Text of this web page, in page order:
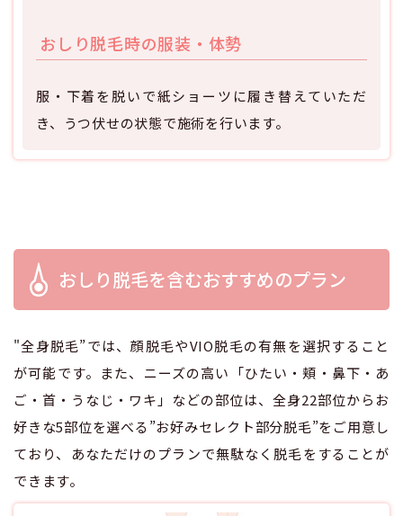
おしり脱毛時の服装・体勢
服・下着を脱いで紙ショーツに履き替えていただ
き、うつ伏せの状態で施術を行います。
おしり脱毛を含むおすすめのプラン
"全身脱毛”では、顔脱毛やVIO脱毛の有無を選択すること
が可能です。また、ニーズの高い「ひたい・頬・鼻下・あ
ご・首・うなじ・ワキ」などの部位は、全身22部位からお
好きな5部位を選べる”お好みセレクト部分脱毛”をご用意し
ており、あなただけのプランで無駄なく脱毛をすることが
できます。